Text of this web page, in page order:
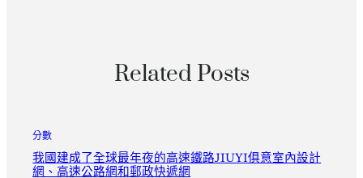
Related Posts
分數
我國建成了全球最年夜的高速鐵路JIUYI俱意室內設計
網、高速公路網和郵政快遞網